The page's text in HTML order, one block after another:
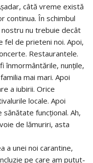
câtă vreme există
continua. În schimbul
nu trebuie decât
fel de prieteni noi. Apoi,
Restaurantele.
înmormântările, nunțile,
mai mari. Apoi
a iubirii. Orice
locale. Apoi
funcțional. Ah,
de lămuriri, asta
a unei noi carantine,
pe care am putut-